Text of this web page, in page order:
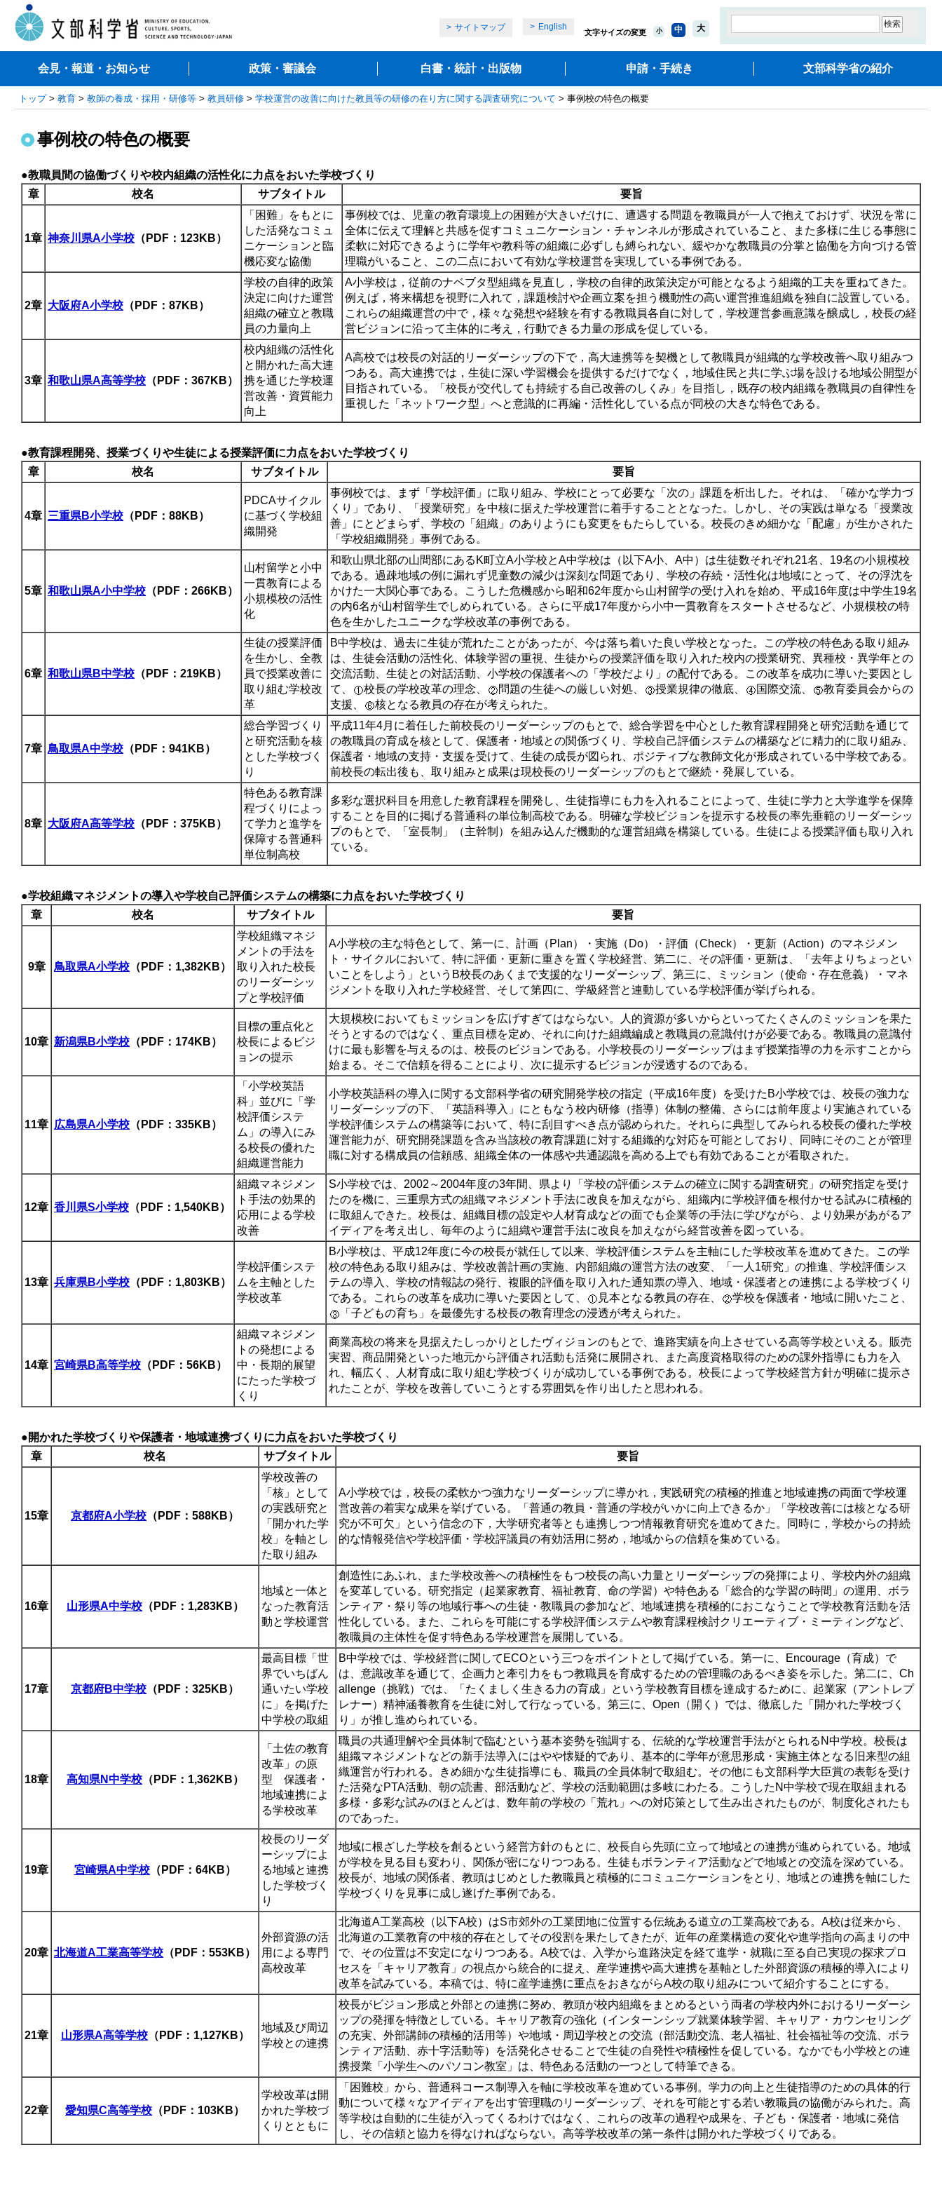
サイトマップ English
文字サイズの変更 小 中 大
会見・報道・お知らせ 政策・審議会 白書・統計・出版物 申請・手続き 文部科学省の紹介
トップ> 教育 > 教師の養成・採用・研修等 > 教員研修 > 学校運営の改善に向けた教員等の研修の在り方に関する調査研究について > 事例校の特色の概要
事例校の特色の概要
●教職員間の協働づくりや校内組織の活性化に力点をおいた学校づくり
章
校名 サブタイトル 要旨
1章 神奈川県A小学校 （PDF：123KB）
「困難」をもとに
した活発なコミュ
ニケーションと臨
機応変な協働
事例校では、児童の教育環境上の困難が大きいだけに、遭遇する問題を教職員が一人で抱えておけず、状況を常に
全体に伝えて理解と共感を促すコミュニケーション・チャンネルが形成されていること、また多様に生じる事態に
柔軟に対応できるように学年や教科等の組織に必ずしも縛られない、緩やかな教職員の分掌と協働を方向づける管
理職がいること、この二点において有効な学校運営を実現している事例である。
2章 大阪府A小学校 （PDF：87KB）
学校の自律的政策
決定に向けた運営
組織の確立と教職
員の力量向上
A小学校は，従前のナベブタ型組織を見直し，学校の自律的政策決定が可能となるよう組織的工夫を重ねてきた。
例えば，将来構想を視野に入れて，課題検討や企画立案を担う機動性の高い運営推進組織を独自に設置している。
これらの組織運営の中で，様々な発想や経験を有する教職員各自に対して，学校運営参画意識を醸成し，校長の経
営ビジョンに沿って主体的に考え，行動できる力量の形成を促している。
3章 和歌山県A高等学校 （PDF：367KB）
校内組織の活性化
と開かれた高大連
携を通じた学校運
営改善・資質能力
向上
A高校では校長の対話的リーダーシップの下で，高大連携等を契機として教職員が組織的な学校改善へ取り組みつ
つある。高大連携では，生徒に深い学習機会を提供するだけでなく，地域住民と共に学ぶ場を設ける地域公開型が
目指されている。「校長が交代しても持続する自己改善のしくみ」を目指し，既存の校内組織を教職員の自律性を
重視した「ネットワーク型」へと意識的に再編・活性化している点が同校の大きな特色である。
●教育課程開発、授業づくりや生徒による授業評価に力点をおいた学校づくり
章
校名 サブタイトル 要旨
4章 三重県B小学校 （PDF：88KB）
PDCAサイクル
に基づく学校組
織開発
事例校では、まず「学校評価」に取り組み、学校にとって必要な「次の」課題を析出した。それは、「確かな学力づ
くり」であり、「授業研究」を中核に据えた学校運営に着手することとなった。しかし、その実践は単なる「授業改
善」にとどまらず、学校の「組織」のありようにも変更をもたらしている。校長のきめ細かな「配慮」が生かされた
「学校組織開発」事例である。
5章 和歌山県A小中学校 （PDF：266KB）
山村留学と小中
一貫教育による
小規模校の活性
化
和歌山県北部の山間部にあるK町立A小学校とA中学校は（以下A小、A中）は生徒数それぞれ21名、19名の小規模校
である。過疎地域の例に漏れず児童数の減少は深刻な問題であり、学校の存続・活性化は地域にとって、その浮沈を
かけた一大関心事である。こうした危機感から昭和62年度から山村留学の受け入れを始め、平成16年度は中学生19名
の内6名が山村留学生でしめられている。さらに平成17年度から小中一貫教育をスタートさせるなど、小規模校の特
色を生かしたユニークな学校改革の事例である。
6章 和歌山県B中学校 （PDF：219KB）
生徒の授業評価
を生かし、全教
員で授業改善に
取り組む学校改
革
B中学校は、過去に生徒が荒れたことがあったが、今は落ち着いた良い学校となった。この学校の特色ある取り組み
は、生徒会活動の活性化、体験学習の重視、生徒からの授業評価を取り入れた校内の授業研究、異種校・異学年との
交流活動、生徒との対話活動、小学校の保護者への「学校だより」の配付である。この改革を成功に導いた要因とし
て、
校長の学校改革の理念、 問題の生徒への厳しい対処、 授業規律の徹底、 国際交流、
教育委員会からの
支援、
核となる教員の存在が考えられた。
7章 鳥取県A中学校 （PDF：941KB）
総合学習づくり
と研究活動を核
とした学校づく
り
平成11年4月に着任した前校長のリーダーシップのもとで、総合学習を中心とした教育課程開発と研究活動を通じて
の教職員の育成を核として、保護者・地域との関係づくり、学校自己評価システムの構築などに精力的に取り組み、
保護者・地域の支持・支援を受けて、生徒の成長が図られ、ポジティブな教師文化が形成されている中学校である。
前校長の転出後も、取り組みと成果は現校長のリーダーシップのもとで継続・発展している。
8章 大阪府A高等学校 （PDF：375KB）
特色ある教育課
程づくりによっ
て学力と進学を
保障する普通科
単位制高校
多彩な選択科目を用意した教育課程を開発し、生徒指導にも力を入れることによって、生徒に学力と大学進学を保障
することを目的に掲げる普通科の単位制高校である。明確な学校ビジョンを提示する校長の率先垂範のリーダーシッ
プのもとで、「室長制」（主幹制）を組み込んだ機動的な運営組織を構築している。生徒による授業評価も取り入れ
ている。
●学校組織マネジメントの導入や学校自己評価システムの構築に力点をおいた学校づくり
章
校名 サブタイトル 要旨
9章 鳥取県A小学校 （PDF：1,382KB）
学校組織マネジ
メントの手法を
取り入れた校長
のリーダーシッ
プと学校評価
A小学校の主な特色として、第一に、計画（ Plan）・実施（ Do）・評価（Check）・更新（Action）のマネジメン
ト・サイクルにおいて、特に評価・更新に重きを置く学校経営、第二に、その評価・更新は、「去年よりちょっとい
いことをしよう」というB校長のあくまで支援的なリーダーシップ、第三に、ミッション（使命・存在意義）・マネ
ジメントを取り入れた学校経営、そして第四に、学級経営と連動している学校評価が挙げられる。
10章 新潟県B小学校 （PDF：174KB）
目標の重点化と
校長によるビジ
ョンの提示
大規模校においてもミッションを広げすぎてはならない。人的資源が多いからといってたくさんのミッションを果た
そうとするのではなく、重点目標を定め、それに向けた組織編成と教職員の意識付けが必要である。教職員の意識付
けに最も影響を与えるのは、校長のビジョンである。小学校長のリーダーシップはまず授業指導の力を示すことから
始まる。そこで信頼を得ることにより、次に提示するビジョンが浸透するのである。
11章 広島県A小学校 （PDF：335KB）
「小学校英語
科」並びに「学
校評価システ
ム」の導入にみ
る校長の優れた
組織運営能力
小学校英語科の導入に関する文部科学省の研究開発学校の指定（平成16年度）を受けたB小学校では、校長の強力な
リーダーシップの下、「英語科導入」にともなう校内研修（指導）体制の整備、さらには前年度より実施されている
学校評価システムの構築等において、特に刮目すべき点が認められた。それらに典型してみられる校長の優れた学校
運営能力が、研究開発課題を含み当該校の教育課題に対する組織的な対応を可能としており、同時にそのことが管理
職に対する構成員の信頼感、組織全体の一体感や共通認識を高める上でも有効であることが看取された。
12章 香川県S小学校 （PDF：1,540KB）
組織マネジメン
ト手法の効果的
応用による学校
改善
S小学校では、2002～2004年度の3年間、県より「学校の評価システムの確立に関する調査研究」の研究指定を受け
たのを機に、三重県方式の組織マネジメント手法に改良を加えながら、組織内に学校評価を根付かせる試みに積極的
に取組んできた。校長は、組織目標の設定や人材育成などの面でも企業等の手法に学びながら、より効果があがるア
イディアを考え出し、毎年のように組織や運営手法に改良を加えながら経営改善を図っている。
13章 兵庫県B小学校 （PDF：1,803KB）
学校評価システ
ムを主軸とした
学校改革
B小学校は、平成12年度に今の校長が就任して以来、学校評価システムを主軸にした学校改革を進めてきた。この学
校の特色ある取り組みは、学校改善計画の実施、内部組織の運営方法の改変、「一人1研究」の推進、学校評価シス
テムの導入、学校の情報誌の発行、複眼的評価を取り入れた通知票の導入、地域・保護者との連携による学校づくり
である。これらの改革を成功に導いた要因として、
見本となる教員の存在、
学校を保護者・地域に開いたこと、
「子どもの育ち」を最優先する校長の教育理念の浸透が考えられた。
14章 宮崎県B高等学校 （PDF：56KB）
組織マネジメン
トの発想による
中・長期的展望
にたった学校づ
くり
商業高校の将来を見据えたしっかりとしたヴィジョンのもとで、進路実績を向上させている高等学校といえる。販売
実習、商品開発といった地元から評価され活動も活発に展開され、また高度資格取得のための課外指導にも力を入
れ、幅広く、人材育成に取り組む学校づくりが成功している事例である。校長によって学校経営方針が明確に提示さ
れたことが、学校を改善していこうとする雰囲気を作り出したと思われる。
●開かれた学校づくりや保護者・地域連携づくりに力点をおいた学校づくり
章
校名 サブタイトル 要旨
15章 京都府A小学校 （PDF：588KB）
学校改善の
「核」として
の実践研究と
「開かれた学
校」を軸とし
た取り組み
A小学校では，校長の柔軟かつ強力なリーダーシップに導かれ，実践研究の積極的推進と地域連携の両面で学校運
営改善の着実な成果を挙げている。「普通の教員・普通の学校がいかに向上できるか」「学校改善には核となる研
究が不可欠」という信念の下，大学研究者等とも連携しつつ情報教育研究を進めてきた。同時に，学校からの持続
的な情報発信や学校評価・学校評議員の有効活用に努め，地域からの信頼を集めている。
16章 山形県A中学校（PDF：1,283KB）
地域と一体と
なった教育活
動と学校運営
創造性にあふれ、また学校改善への積極性をもつ校長の高い力量とリーダーシップの発揮により、学校内外の組織
を変革している。研究指定（起業家教育、福祉教育、命の学習）や特色ある「総合的な学習の時間」の運用、ボラ
ンティア・祭り等の地域行事への生徒・教職員の参加など、地域連携を積極的におこなうことで学校教育活動を活
性化している。また、これらを可能にする学校評価システムや教育課程検討クリエーティブ・ミーティングなど、
教職員の主体性を促す特色ある学校運営を展開している。
17章 京都府B中学校 （PDF：325KB）
最高目標「世
界でいちばん
通いたい学校
に」を掲げた
中学校の取組
B中学校では、学校経営に関してECOという三つをポイントとして掲げている。第一に、 Encourage （育成）で
は、意識改革を通じて、企画力と牽引力をもつ教職員を育成するための管理職のあるべき姿を示した。第二に、 Ch
allenge （挑戦）では、「たくましく生きる力の育成」という学校教育目標を達成するために、起業家（アントレプ
レナー）精神涵養教育を生徒に対して行なっている。第三に、 Open （開く）では、徹底した「開かれた学校づく
り」が推し進められている。
18章 高知県N中学校（PDF：1,362KB）
「土佐の教育
改革」の原
型 保護者・
地域連携によ
る学校改革
職員の共通理解や全員体制で臨むという基本姿勢を強調する、伝統的な学校運営手法がとられるN中学校。校長は
組織マネジメントなどの新手法導入にはやや懐疑的であり、基本的に学年が意思形成・実施主体となる旧来型の組
織運営が行われる。きめ細かな生徒指導にも、職員の全員体制で取組む。その他にも文部科学大臣賞の表彰を受け
た活発なPTA活動、朝の読書、部活動など、学校の活動範囲は多岐にわたる。こうしたN中学校で現在取組まれる
多様・多彩な試みのほとんどは、数年前の学校の「荒れ」への対応策として生み出されたものが、制度化されたも
のであった。
19章 宮崎県A中学校（PDF：64KB）
校長のリーダ
ーシップによ
る地域と連携
した学校づく
り
地域に根ざした学校を創るという経営方針のもとに、校長自ら先頭に立って地域との連携が進められている。地域
が学校を見る目も変わり、関係が密になりつつある。生徒もボランティア活動などで地域との交流を深めている。
校長が、地域の関係者、教頭はじめとした教職員と積極的にコミュニケーションをとり、地域との連携を軸にした
学校づくりを見事に成し遂げた事例である。
20章 北海道A工業高等学校 （PDF：553KB）
外部資源の活
用による専門
高校改革
北海道A工業高校（以下A校）はS市郊外の工業団地に位置する伝統ある道立の工業高校である。A校は従来から、
北海道の工業教育の中核的存在としてその役割を果たしてきたが、近年の産業構造の変化や進学指向の高まりの中
で、その位置は不安定になりつつある。A校では、入学から進路決定を経て進学・就職に至る自己実現の探求プロ
セスを「キャリア教育」の視点から統合的に捉え、産学連携や高大連携を基軸とした外部資源の積極的導入により
改革を試みている。本稿では、特に産学連携に重点をおきながらA校の取り組みについて紹介することにする。
21章 山形県A高等学校（PDF：1,127KB）
地域及び周辺
学校との連携
校長がビジョン形成と外部との連携に努め、教頭が校内組織をまとめるという両者の学校内外におけるリーダーシ
ップの発揮を特徴としている。キャリア教育の強化（インターンシップ就業体験学習、キャリア・カウンセリング
の充実、外部講師の積極的活用等）や地域・周辺学校との交流（部活動交流、老人福祉、社会福祉等の交流、ボラ
ンティア活動、赤十字活動等）を活発化させることで生徒の自発性や積極性を促している。なかでも小学校との連
携授業「小学生へのパソコン教室」は、特色ある活動の一つとして特筆できる。
22章 愛知県C高等学校 （PDF：103KB）
学校改革は開
かれた学校づ
くりとともに
「困難校」から、普通科コース制導入を軸に学校改革を進めている事例。学力の向上と生徒指導のための具体的行
動について様々なアイディアを出す管理職のリーダーシップ、それを可能とする若い教職員の協働がみられた。高
等学校は自動的に生徒が入ってくるわけではなく、これらの改革の過程や成果を、子ども・保護者・地域に発信
し、その信頼と協力を得なければならない。高等学校改革の第一条件は開かれた学校づくりである。